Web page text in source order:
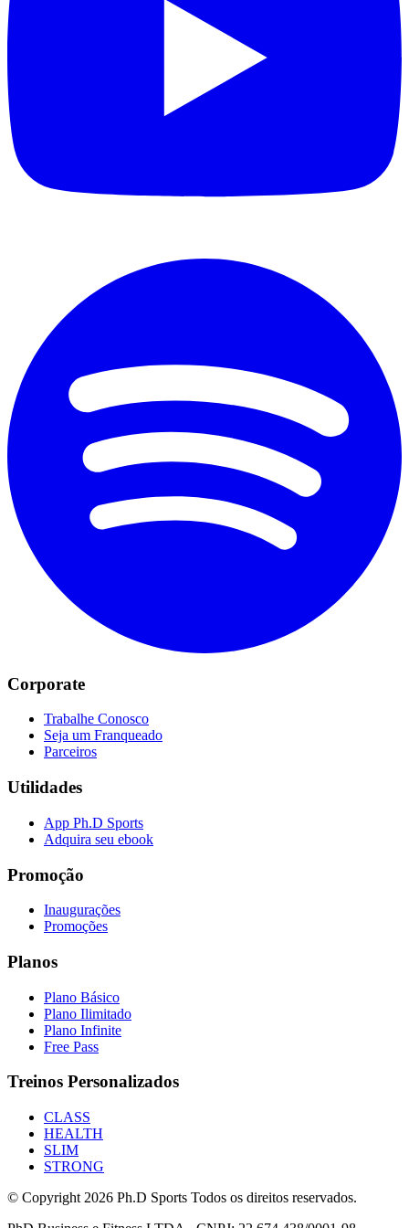
Corporate
Trabalhe Conosco
Seja um Franqueado
Parceiros
Utilidades
App Ph.D Sports
Adquira seu ebook
Promoção
Inaugurações
Promoções
Planos
Plano Básico
Plano Ilimitado
Plano Infinite
Free Pass
Treinos Personalizados
CLASS
HEALTH
SLIM
STRONG
© Copyright 2026 Ph.D Sports Todos os direitos reservados.